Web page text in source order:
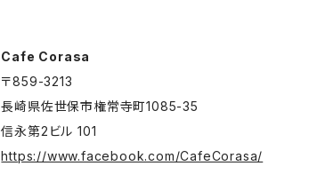
Cafe Corasa
〒859-3213
長崎県佐世保市権常寺町1085-35
信永第2ビル 101
https://www.facebook.com/CafeCorasa/